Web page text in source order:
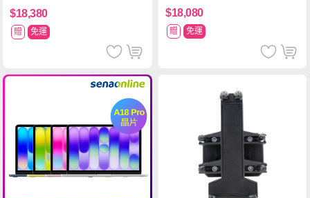
器
$18,380
贈 免運
球 狂熱 中文版
$18,080
贈 免運